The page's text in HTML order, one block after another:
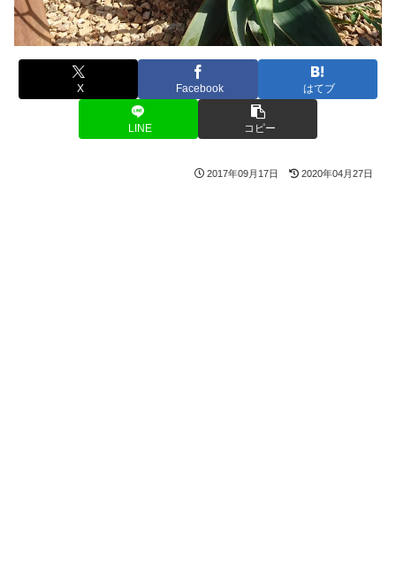
X Facebook はてブ
LINE コピー
2017年09月17日 2020年04月27日